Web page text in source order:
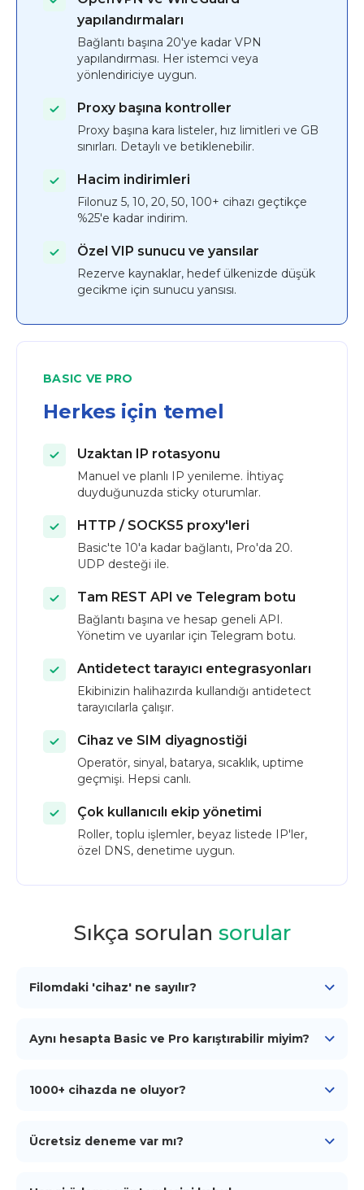
yapılandırmaları
Bağlantı başına 20'ye kadar VPN
yapılandırması. Her istemci veya
yönlendiriciye uygun.
Proxy başına kontroller
Proxy başına kara listeler, hız limitleri ve GB
sınırları. Detaylı ve betiklenebilir.
Hacim indirimleri
Filonuz 5, 10, 20, 50, 100+ cihazı geçtikçe
%25'e kadar indirim.
Özel VIP sunucu ve yansılar
Rezerve kaynaklar, hedef ülkenizde düşük
gecikme için sunucu yansısı.
BASIC VE PRO
Herkes için temel
Uzaktan IP rotasyonu
Manuel ve planlı IP yenileme. İhtiyaç
duyduğunuzda sticky oturumlar.
HTTP / SOCKS5 proxy'leri
Basic'te 10'a kadar bağlantı, Pro'da 20.
UDP desteği ile.
Tam REST API ve Telegram botu
Bağlantı başına ve hesap geneli API.
Yönetim ve uyarılar için Telegram botu.
Antidetect tarayıcı entegrasyonları
Ekibinizin halihazırda kullandığı antidetect
tarayıcılarla çalışır.
Cihaz ve SIM diyagnostiği
Operatör, sinyal, batarya, sıcaklık, uptime
geçmişi. Hepsi canlı.
Çok kullanıcılı ekip yönetimi
Roller, toplu işlemler, beyaz listede IP'ler,
özel DNS, denetime uygun.
Sıkça sorulan sorular
Filomdaki 'cihaz' ne sayılır?
kalır.
Aynı hesapta Basic ve Pro karıştırabilir miyim?
tutabilirsiniz.
1000+ cihazda ne oluyor?
doğrudan katkı.
Ücretsiz deneme var mı?